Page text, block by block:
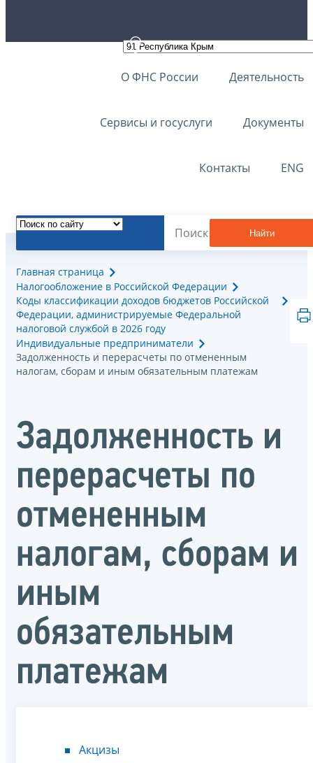
О ФНС России Деятельность
Сервисы и госуслуги Документы
Контакты ENG
Найти
Главная страница
Налогообложение в Российской Федерации
Коды классификации доходов бюджетов Российской
Федерации, администрируемые Федеральной
налоговой службой в 2026 году
Индивидуальные предприниматели
Задолженность и перерасчеты по отмененным
налогам, сборам и иным обязательным платежам
Задолженность и
перерасчеты по
отмененным
налогам, сборам и
иным
обязательным
платежам
Акцизы